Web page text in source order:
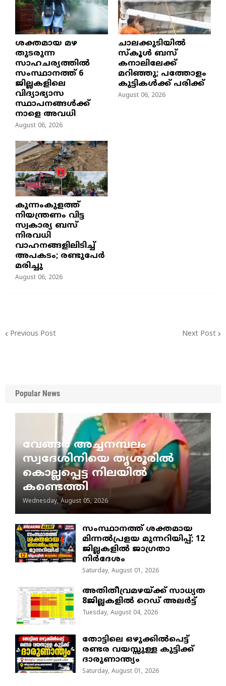
ശക്തമായ മഴ
തുടരുന്ന
സാഹചര്യത്തിൽ
സംസ്ഥാനത്ത് 6
ജില്ലകളിലെ
വിദ്യാഭ്യാസ
സ്ഥാപനങ്ങൾക്ക്
നാളെ അവധി
August 06, 2026
ചാലക്കുടിയിൽ
സ്കൂൾ ബസ്
കനാലിലേക്ക്
മറിഞ്ഞു; പത്തോളം
കുട്ടികൾക്ക് പരിക്ക്
August 06, 2026
കുന്നംകുളത്ത്
നിയന്ത്രണം വിട്ട
സ്വകാര്യ ബസ്
നിരവധി
വാഹനങ്ങളിലിടിച്ച്
അപകടം; രണ്ടുപേർ
മരിച്ചു
August 06, 2026
Previous Post Next Post
Popular News
വേങ്ങര അച്ചനമ്പലം
സ്വദേശിനിയെ തൃശൂരിൽ
കൊല്ലപ്പെട്ട നിലയിൽ
കണ്ടെത്തി
Wednesday, August 05, 2026
സംസ്ഥാനത്ത് ശക്തമായ
മിന്നൽപ്രളയ മുന്നറിയിപ്പ്; 12
ജില്ലകളിൽ ജാഗ്രതാ
നിർദേശം
Saturday, August 01, 2026
അതിതീവ്രമഴയ്ക്ക് സാധ്യത
8ജില്ലകളിൽ റെഡ് അലർട്ട്
Tuesday, August 04, 2026
തോട്ടിലെ ഒഴുക്കിൽപെട്ട്
രണ്ടര വയസ്സുള്ള കുട്ടിക്ക്
ദാരുണാന്ത്യം
Saturday, August 01, 2026